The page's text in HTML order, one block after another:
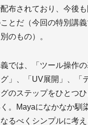
布されており、今後
とだ（今回の特別講
のもの）。
では、「ツール操作
」、「UV展開」、「
のステップをひとつ
。Mayaになかなか馴
るべくシンプルに考